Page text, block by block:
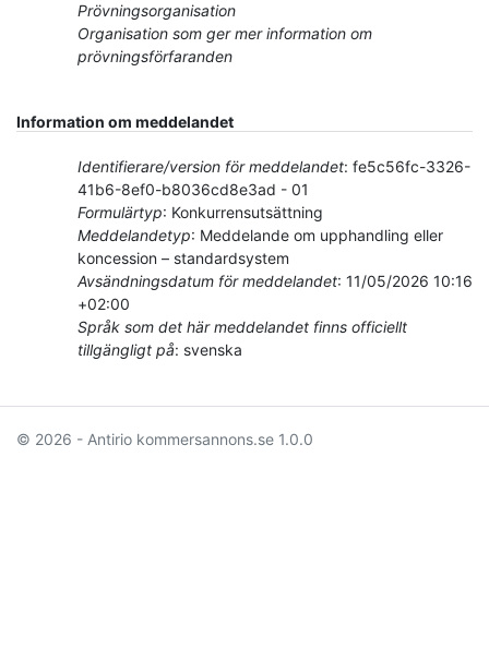
Prövningsorganisation
Organisation som ger mer information om
prövningsförfaranden
Information om meddelandet
Identifierare/version för meddelandet: fe5c56fc-3326-
41b6-8ef0-b8036cd8e3ad - 01
Formulärtyp: Konkurrensutsättning
Meddelandetyp: Meddelande om upphandling eller
koncession – standardsystem
Avsändningsdatum för meddelandet: 11/05/2026 10:16
+02:00
Språk som det här meddelandet finns officiellt
tillgängligt på: svenska
© 2026 - Antirio kommersannons.se 1.0.0